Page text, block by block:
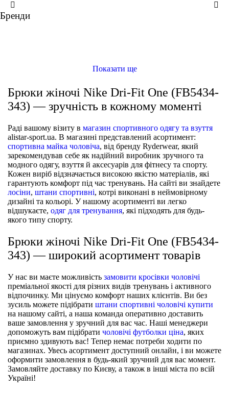
XSSML
ще кольори
SMLXL
XSSML
XSSML
ще кольори
Бренди
Показати ще
Брюки жіночі Nike Dri-Fit One (FB5434-
343) — зручність в кожному моменті
Раді вашому візиту в магазин спортивного одягу та взуття
alistar-sport.ua. В магазині представлений асортимент:
спортивна майка чоловіча, від бренду Ryderwear, який
зарекомендував себе як надійний виробник зручного та
модного одягу, взуття й аксесуарів для фітнесу та спорту.
Кожен виріб відзначається високою якістю матеріалів, які
гарантують комфорт під час тренувань. На сайті ви знайдете
лосіни, штани спортивні, котрі виконані в неймовірному
дизайні та кольорі. У нашому асортименті ви легко
відшукаєте, одяг для тренування, які підходять для будь-
якого типу спорту.
Брюки жіночі Nike Dri-Fit One (FB5434-
343) — широкий асортимент товарів
У нас ви маєте можливість замовити кросівки чоловічі
преміальної якості для різних видів тренувань і активного
відпочинку. Ми цінуємо комфорт наших клієнтів. Ви без
зусиль можете підібрати штани спортивні чоловічі купити
на нашому сайті, а наша команда оперативно доставить
ваше замовлення у зручний для вас час. Наші менеджери
допоможуть вам підібрати чоловічі футболки ціна, яких
приємно здивують вас! Тепер немає потреби ходити по
магазинах. Увесь асортимент доступний онлайн, і ви можете
оформити замовлення в будь-який зручний для вас момент.
Замовляйте доставку по Києву, а також в інші міста по всій
Україні!